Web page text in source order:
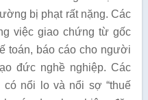
bị phạt rất nặng. Các
việc giao chứng từ gốc
toán, báo cáo cho người
đức nghề nghiệp. Các
có nổi lo và nổi sợ “thuế